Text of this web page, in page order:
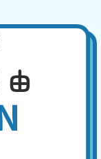
薬剤でも改
円
つまりを解消する
パーを溶かして、